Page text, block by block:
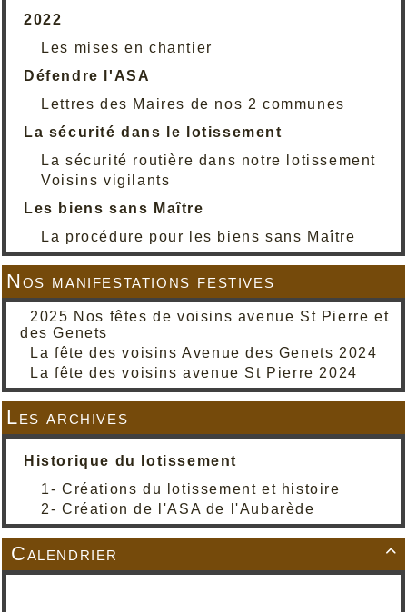
2022
Les mises en chantier
Défendre l'ASA
Lettres des Maires de nos 2 communes
La sécurité dans le lotissement
La sécurité routière dans notre lotissement
Voisins vigilants
Les biens sans Maître
La procédure pour les biens sans Maître
Nos manifestations festives
2025 Nos fêtes de voisins avenue St Pierre et
des Genets
La fête des voisins Avenue des Genets 2024
La fête des voisins avenue St Pierre 2024
Les archives
Historique du lotissement
1- Créations du lotissement et histoire
2- Création de l'ASA de l'Aubarède

Calendrier